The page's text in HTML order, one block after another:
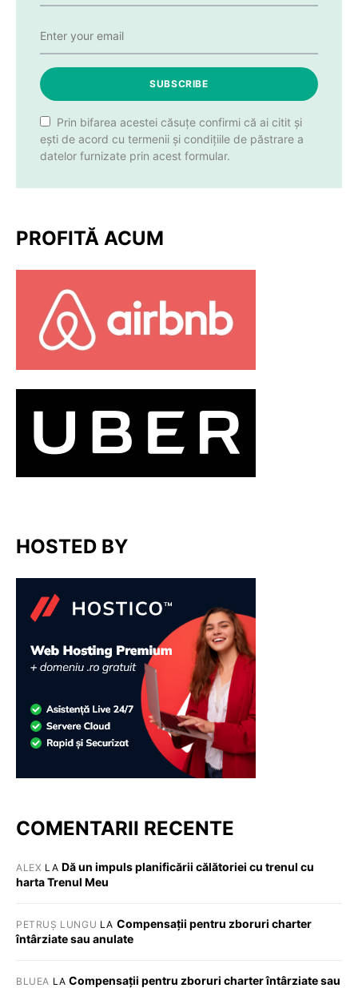
SUBSCRIBE
Prin bifarea acestei căsuțe confirmi că ai citit și
ești de acord cu termenii și condițiile de păstrare a
datelor furnizate prin acest formular.
PROFITĂ ACUM
HOSTED BY
COMENTARII RECENTE
ALEX LA Dă un impuls planificării călătoriei cu trenul cu
harta Trenul Meu
PETRUȘ LUNGU LA Compensații pentru zboruri charter
întârziate sau anulate
BLUEA LACompensații pentru zboruri charter întârziate sau